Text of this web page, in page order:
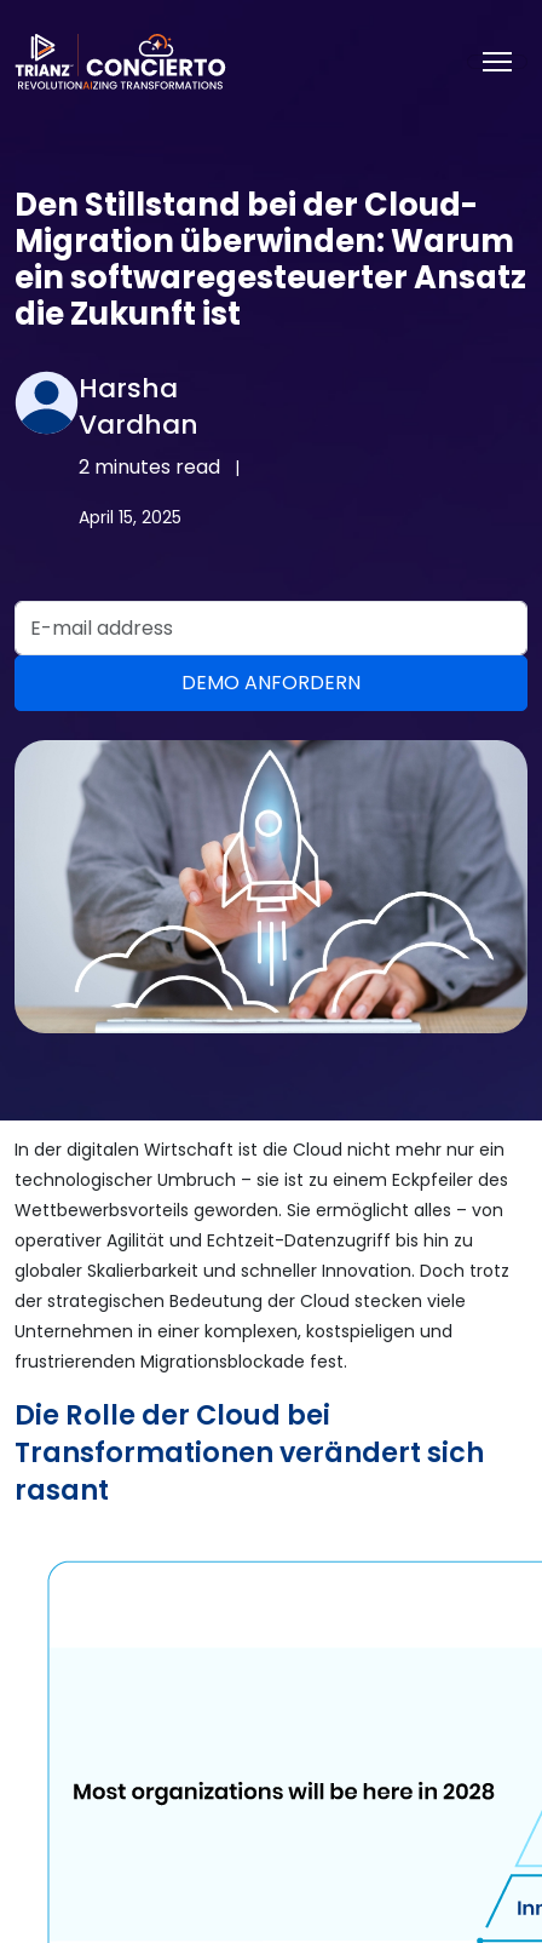
Den Stillstand bei der Cloud-
Migration überwinden: Warum
ein softwaregesteuerter Ansatz
die Zukunft ist
Harsha
Vardhan
2 minutes read |
April 15, 2025
Email Address
In der digitalen Wirtschaft ist die Cloud nicht mehr nur ein
technologischer Umbruch – sie ist zu einem Eckpfeiler des
Wettbewerbsvorteils geworden. Sie ermöglicht alles – von
operativer Agilität und Echtzeit-Datenzugriff bis hin zu
globaler Skalierbarkeit und schneller Innovation. Doch trotz
der strategischen Bedeutung der Cloud stecken viele
Unternehmen in einer komplexen, kostspieligen und
frustrierenden Migrationsblockade fest.
Die Rolle der Cloud bei
Transformationen verändert sich
rasant